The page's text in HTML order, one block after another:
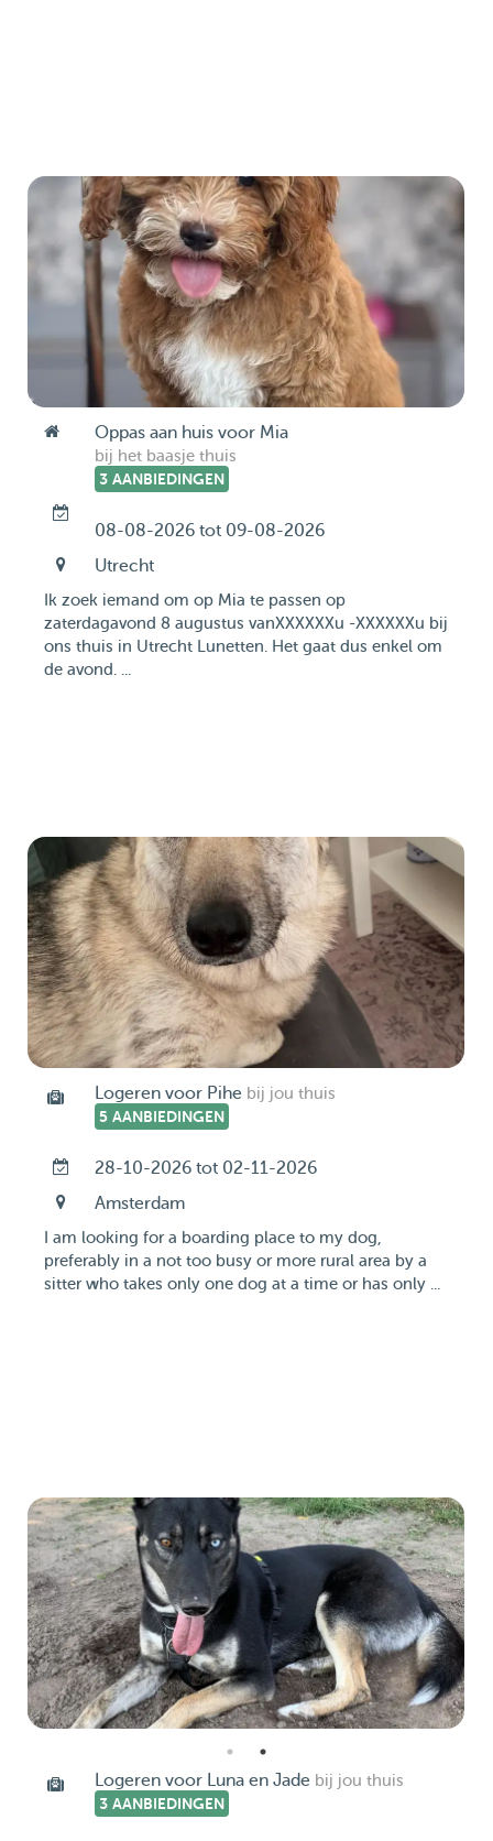
Oppas aan huis voor Mia
bij het baasje thuis
3 AANBIEDINGEN
08-08-2026 tot 09-08-2026
Utrecht
Ik zoek iemand om op Mia te passen op
zaterdagavond 8 augustus vanXXXXXXu -XXXXXXu bij
ons thuis in Utrecht Lunetten. Het gaat dus enkel om
de avond. ...
Logeren voor Pihe bij jou thuis
5 AANBIEDINGEN
28-10-2026 tot 02-11-2026
Amsterdam
I am looking for a boarding place to my dog,
preferably in a not too busy or more rural area by a
sitter who takes only one dog at a time or has only ...
Logeren voor Luna en Jade bij jou thuis
3 AANBIEDINGEN